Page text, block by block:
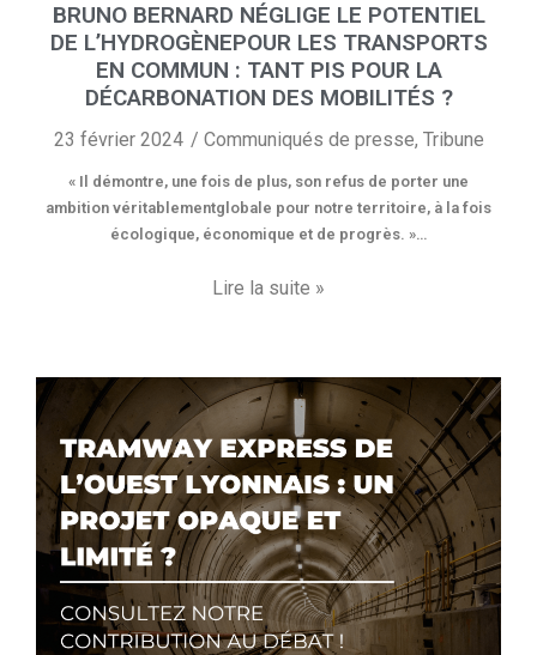
BRUNO BERNARD NÉGLIGE LE POTENTIEL
DE L’HYDROGÈNEPOUR LES TRANSPORTS
EN COMMUN : TANT PIS POUR LA
DÉCARBONATION DES MOBILITÉS ?
23 février 2024 Communiqués de presse, Tribune
« Il démontre, une fois de plus, son refus de porter une
ambition véritablementglobale pour notre territoire, à la fois
écologique, économique et de progrès. »…
Lire la suite »